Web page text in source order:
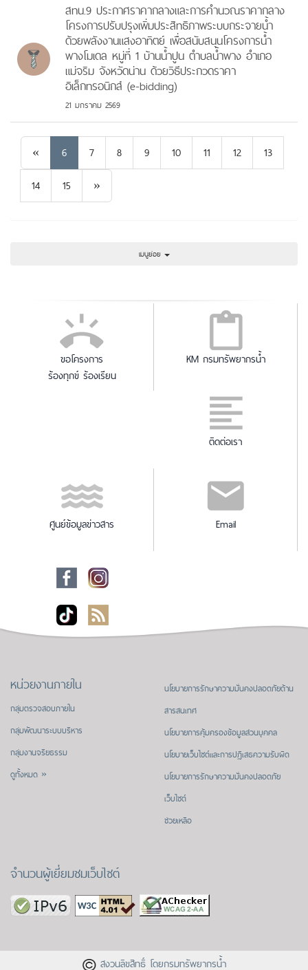
สทน.9 ประกาศราคากลางและการคำนวณราคากลาง
โครงการปรับปรุงเพิ่มประสิทธิภาพระบบกระจายน้ำ
ด้วยพลังงานแสงอาทิตย์ เพื่อสนับสนุนโครงการน้ำ
พางโมเดล หมู่ที่ 1 บ้านน้ำปูน ตำบลน้ำพาง อำเภอ
แม่จริม จังหวัดน่าน ด้วยวิธีประกวดราคา
อิเล็กทรอนิกส์ (e-bidding)
21 มกราคม 2569
« Previous
6 7 8 9 10 11 12
13
14
15 »
เมนูย่อย
ขอโครงการ
ร้องทุกข์ ร้องเรียน
KM กรมทรัพยากรน้ำ
ติดต่อเรา
ศูนย์ข้อมูลข่าวสาร Email
หน่วยงานภายใน
กลุ่มตรวจสอบภายใน
กลุ่มพัฒนาระบบบริหาร
กลุ่มงานจริยธรรม
ดูทั้งหมด »
นโยบายการรักษาความมั่นคงปลอดภัยด้าน
สารสนเทศ
นโยบายการคุ้มครองข้อมูลส่วนบุคคล
นโยบายเว็บไซต์และการปฏิเสธความรับผิด
นโยบายการรักษาความมั่นคงปลอดภัย
เว็บไซต์
ช่วยเหลือ
จำนวนผู้เยี่ยมชมเว็บไซต์
สงวนลิขสิทธิ์ โดยกรมทรัพยากรน้ำ